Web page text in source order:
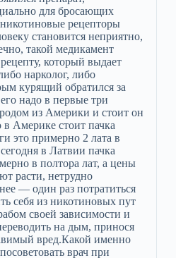
для бросающих
рецепторы
становится неприятно,
такой медикамент
который выдает
нарколог, либо
курящий обратился за
надо в первые три
из Америки и стоит он
в Америке стоит пачка
это примерно 2 лата в
в Латвии пачка
в полтора лат, а цены
расти, нетрудно
— один раз потратиться
себя из никотиновых пут
своей зависимости и
на дым, принося
вред.Какой именно
врач при